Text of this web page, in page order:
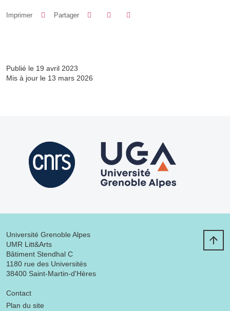
Imprimer Partager Partager sur Facebook
Partager sur LinkedIn
Publié le 19 avril 2023
Mis à jour le 13 mars 2026
Université Grenoble Alpes
UMR Litt&Arts
Bâtiment Stendhal C
1180 rue des Universités
38400 Saint-Martin-d'Hères
Menu footer
Contact
Plan du site